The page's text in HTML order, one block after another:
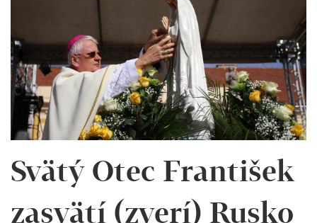
Svätý Otec František
zasvätí (zverí) Rusko